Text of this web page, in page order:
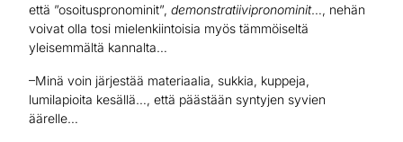
että ”osoituspronominit”, demonstratiivipronominit…, nehän
voivat olla tosi mielenkiintoisia myös tämmöiseltä
yleisemmältä kannalta…
–Minä voin järjestää materiaalia, sukkia, kuppeja,
lumilapioita kesällä…, että päästään syntyjen syvien
äärelle…